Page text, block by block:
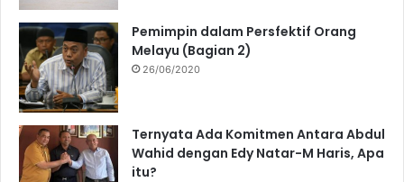
Pemimpin dalam Persfektif Orang
Melayu (Bagian 2)
26/06/2020
Ternyata Ada Komitmen Antara Abdul
Wahid dengan Edy Natar-M Haris, Apa
itu?